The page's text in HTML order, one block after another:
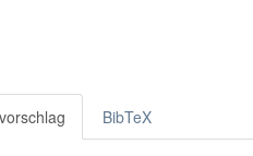
BibTeX